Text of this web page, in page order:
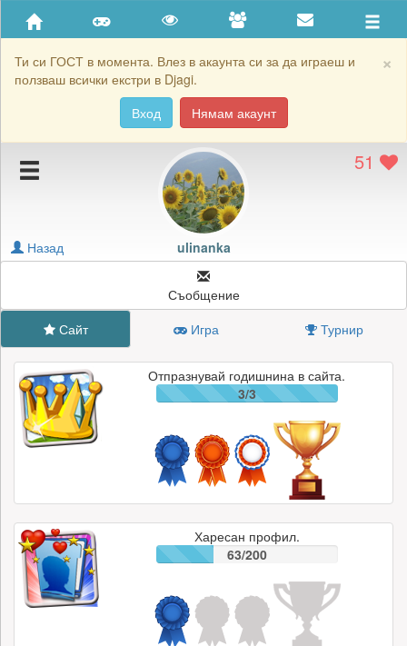
×
Ти си ГОСТ в момента. Влез в акаунта си за да играеш и
ползваш всички екстри в Djagi.
Вход
Нямам акаунт
Приятели
Хронология на игри
Подаръците на ulinanka
Картичките на ulinanka
Блокирай ulinanka
51
ulinanka
Назад
Съобщение
Сайт
Игра Турнир
Отпразнувай годишнина в сайта.
3/3
Харесан профил.
63/200